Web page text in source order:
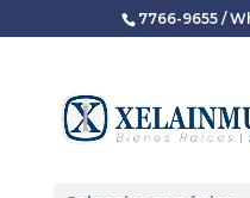
7766-9655 /